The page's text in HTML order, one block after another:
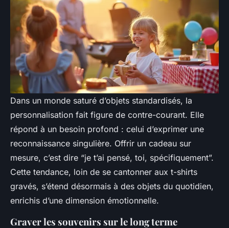
Dans un monde saturé d’objets standardisés, la
personnalisation fait figure de contre-courant. Elle
répond à un besoin profond : celui d’exprimer une
reconnaissance singulière. Offrir un cadeau sur
mesure, c’est dire “je t’ai pensé, toi, spécifiquement”.
Cette tendance, loin de se cantonner aux t-shirts
gravés, s’étend désormais à des objets du quotidien,
enrichis d’une dimension émotionnelle.
Graver les souvenirs sur le long terme